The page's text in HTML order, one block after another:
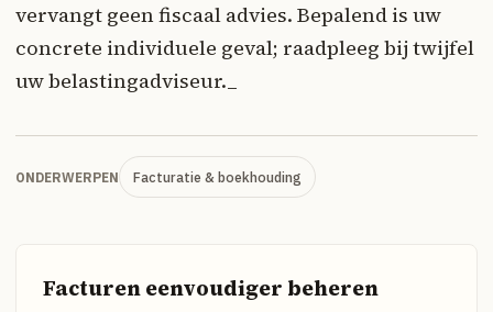
vervangt geen fiscaal advies. Bepalend is uw
concrete individuele geval; raadpleeg bij twijfel
uw belastingadviseur._
ONDERWERPEN Facturatie & boekhouding
Facturen eenvoudiger beheren